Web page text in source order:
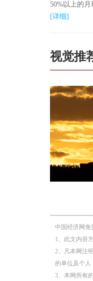
50%以上的
[详细]
视觉推
中国经济网免
1、此文内容
2、凡本网注
的单位及个
3、本网所有